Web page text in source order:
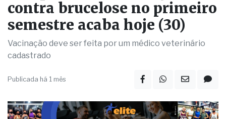
contra brucelose no primeiro
semestre acaba hoje (30)
Vacinação deve ser feita por um médico veterinário
cadastrado
Publicada há 1 mês